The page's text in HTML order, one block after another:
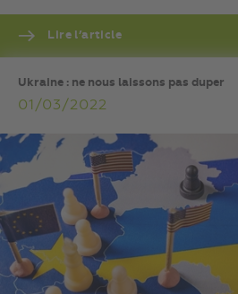
Lire l’article
Ukraine : ne nous laissons pas duper
01/03/2022